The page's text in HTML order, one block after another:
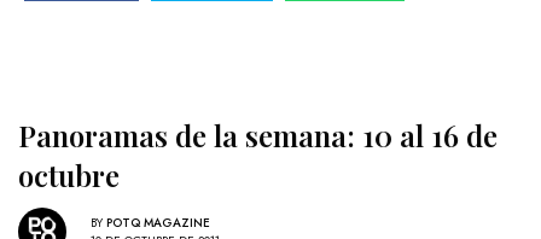
Panoramas de la semana: 10 al 16 de
octubre
BY POTQ MAGAZINE